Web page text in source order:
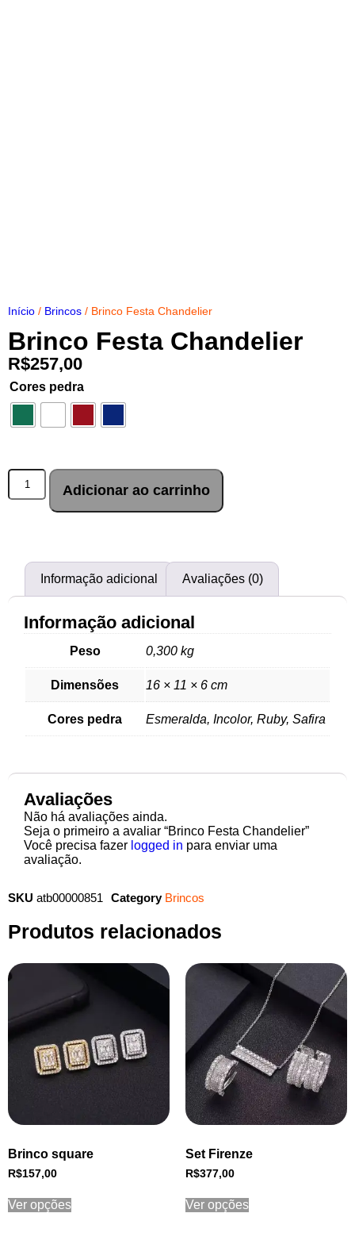
Início / Brincos / Brinco Festa Chandelier
Brinco Festa Chandelier
R$257,00
Cores pedra
Adicionar ao carrinho
Informação adicional Avaliações (0)
Informação adicional
Peso 0,300 kg
Dimensões 16 × 11 × 6 cm
Cores pedra Esmeralda, Incolor, Ruby, Safira
Avaliações
Não há avaliações ainda.
Seja o primeiro a avaliar “Brinco Festa Chandelier”
Você precisa fazer logged in para enviar uma
avaliação.
SKU atb00000851 Category Brincos
Produtos relacionados
Brinco square
R$157,00
Ver opções
Set Firenze
R$377,00
Ver opções